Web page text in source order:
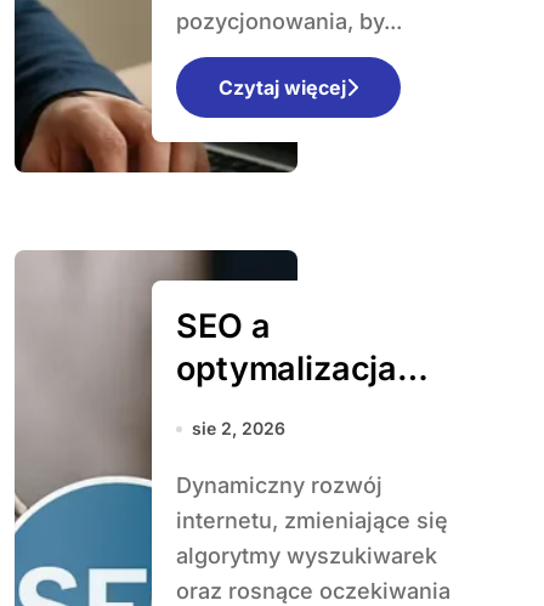
pozycjonowania, by...
Czytaj więcej
SEO a
optymalizacja
konwersji – jak
światy
sie 2, 2026
Dynamiczny rozwój
internetu, zmieniające się
algorytmy wyszukiwarek
oraz rosnące oczekiwania